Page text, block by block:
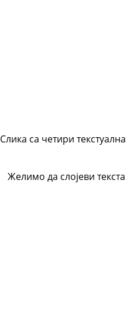
Слика са четири
Желимо да слојеви